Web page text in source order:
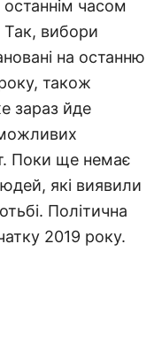
останнім часом
Так, вибори
на останню
також
зараз йде
Поки ще немає
які виявили
Політична
2019 року.